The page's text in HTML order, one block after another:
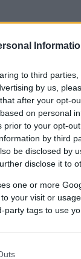
to third
by us,
after your opt-
on personal
to your opt-
by third
be disclosed by
disclose it to
one or more
your visit or
tags to use
και
σου;
αυτή τη
τον Μάρτιο;